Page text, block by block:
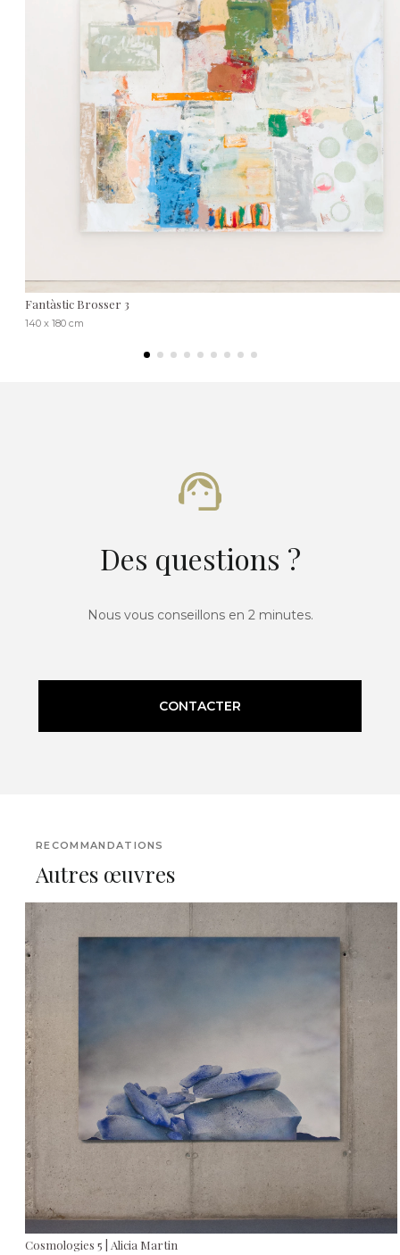
Fantàstic Brosser 3
140 x 180 cm
Des questions ?
Nous vous conseillons en 2 minutes.
CONTACTER
RECOMMANDATIONS
Autres œuvres
Cosmologies 5 | Alicia Martin